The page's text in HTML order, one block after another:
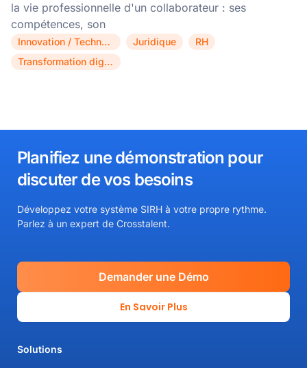
la vie professionnelle d'un collaborateur : ses
compétences, son
Innovation / Technologie Juridique RH
Transformation digitale
Planifiez une démonstration pour
discuter de vos besoins​
Développez votre système SIRH à votre propre rythme.
Parlez à un expert de Crosstalent.
En Savoir Plus
Demander une Démo
Solutions